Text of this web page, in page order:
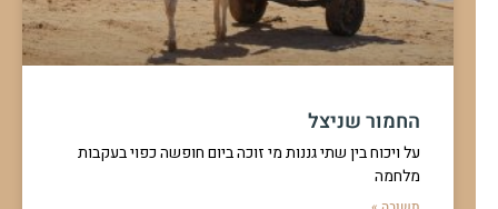
החמור שניצל
על ויכוח בין שתי גננות מי זוכה ביום חופשה כפוי בעקבות
מלחמה